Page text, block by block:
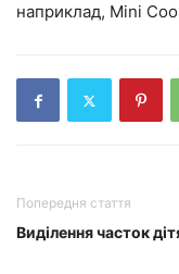
наприклад, Mini
Попередня стаття
Виділення часток